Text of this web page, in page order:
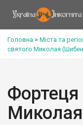
Головна > Міста та
святого Миколая
Фортеця